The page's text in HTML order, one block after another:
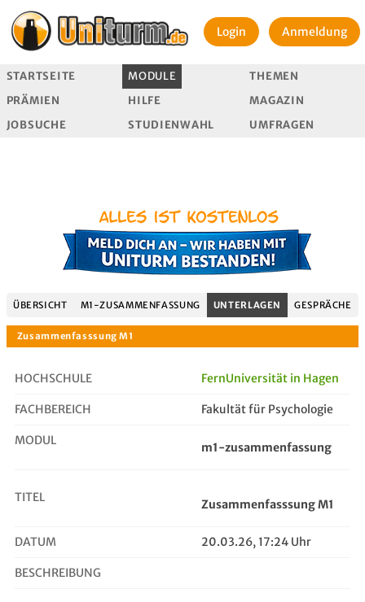
Login Anmeldung
STARTSEITE MODULE
THEMEN
PRÄMIEN
HILFE
MAGAZIN
JOBSUCHE
STUDIENWAHL UMFRAGEN
ÜBERSICHT M1-ZUSAMMENFASSUNG UNTERLAGEN GESPRÄCHE
HOCHSCHULE FernUniversität in Hagen
FACHBEREICH Fakultät für Psychologie
MODUL m1-zusammenfassung
TITEL Zusammenfasssung M1
DATUM 20.03.26, 17:24 Uhr
BESCHREIBUNG